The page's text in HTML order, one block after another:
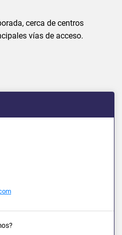
cerca de centros
vías de acceso.